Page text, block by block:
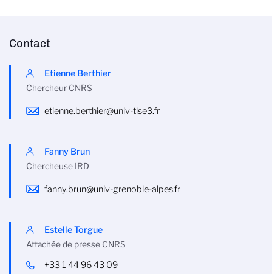
Contact
Etienne Berthier
Chercheur CNRS
etienne.berthier@univ-tlse3.fr
Fanny Brun
Chercheuse IRD
fanny.brun@univ-grenoble-alpes.fr
Estelle Torgue
Attachée de presse CNRS
+33 1 44 96 43 09